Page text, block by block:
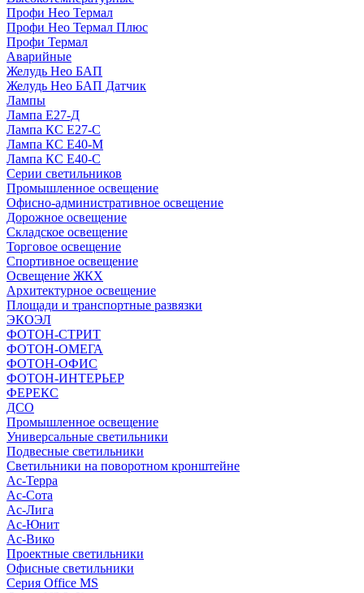
Профи Нео Термал
Профи Нео Термал Плюс
Профи Термал
Аварийные
Желудь Нео БАП
Желудь Нео БАП Датчик
Лампы
Лампа Е27-Д
Лампа КС Е27-С
Лампа КС Е40-М
Лампа КС Е40-С
Серии светильников
Промышленное освещение
Офисно-административное освещение
Дорожное освещение
Складское освещение
Торговое освещение
Спортивное освещение
Освещение ЖКХ
Архитектурное освещение
Площади и транспортные развязки
ЭКОЭЛ
ФОТОН-СТРИТ
ФОТОН-ОМЕГА
ФОТОН-ОФИС
ФОТОН-ИНТЕРЬЕР
ФЕРЕКС
ДСО
Промышленное освещение
Универсальные светильники
Подвесные светильники
Светильники на поворотном кронштейне
Ас-Терра
Ас-Сота
Ас-Лига
Ас-Юнит
Ас-Вико
Проектные светильники
Офисные светильники
Серия Office MS